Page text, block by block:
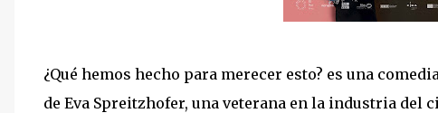
¿Qué hemos hecho para merecer esto? es una
de Eva Spreitzhofer, una veterana en la industria del